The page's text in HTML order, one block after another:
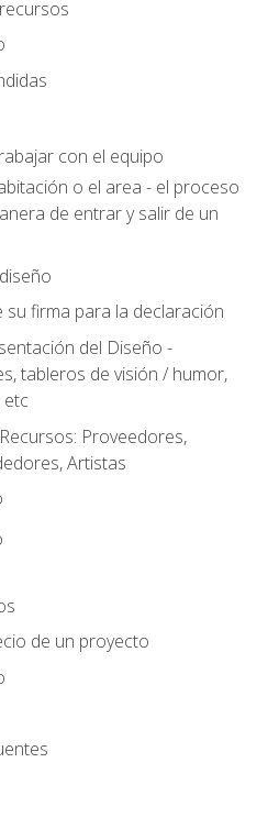
con el equipo
o el area - el proceso
de entrar y salir de un
su firma para la declaración
del Diseño -
tableros de visión / humor,
etc
Proveedores,
Artistas
de un proyecto